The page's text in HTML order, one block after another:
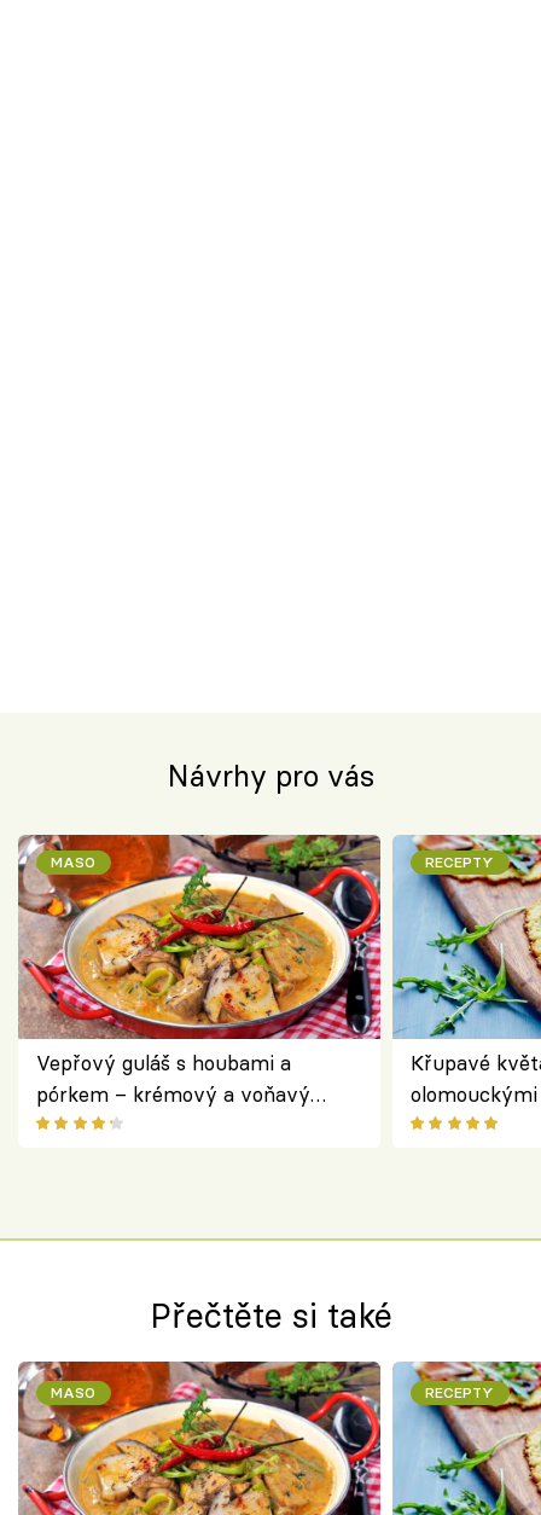
Návrhy pro vás
MASO
Vepřový guláš s houbami a
pórkem – krémový a voňavý
pokrm z jednoho hrnce
RECEPTY
Křupavé
bezlepkový
Přečtěte si také
MASO RECEPTY